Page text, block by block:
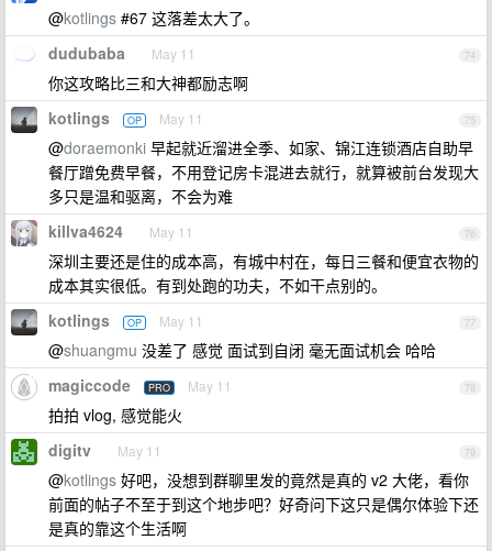
@kotlings #67 这落差太大了。
74
dudubaba May 11
你这攻略比三和大神都励志啊
75
kotlings OP May 11
@doraemonki 早起就近溜进全季、如家、锦江连锁酒店自助早
餐厅蹭免费早餐，不用登记房卡混进去就行，就算被前台发现大
多只是温和驱离，不会为难
76
killva4624 May 11
深圳主要还是住的成本高，有城中村在，每日三餐和便宜衣物的
成本其实很低。有到处跑的功夫，不如干点别的。
77
kotlings OP May 11
@shuangmu 没差了 感觉 面试到自闭 毫无面试机会 哈哈
78
magiccode PRO May 11
拍拍 vlog, 感觉能火
79
digitv May 11
@kotlings 好吧，没想到群聊里发的竟然是真的 v2 大佬，看你
前面的帖子不至于到这个地步吧？好奇问下这只是偶尔体验下还
是真的靠这个生活啊